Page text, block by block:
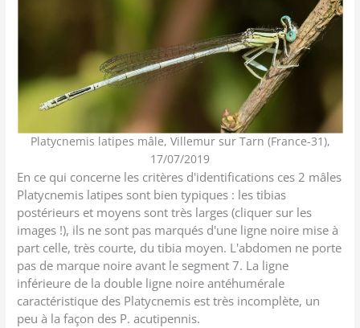
Platycnemis latipes mâle, Villemur sur Tarn (France-31),
17/07/2019
En ce qui concerne les critères d'identifications ces 2 mâles
Platycnemis latipes sont bien typiques : les tibias
postérieurs et moyens sont très larges (cliquer sur les
images !), ils ne sont pas marqués d'une ligne noire mise à
part celle, très courte, du tibia moyen. L'abdomen ne porte
pas de marque noire avant le segment 7. La ligne
inférieure de la double ligne noire antéhumérale
caractéristique des Platycnemis est très incomplète, un
peu à la façon des P. acutipennis.